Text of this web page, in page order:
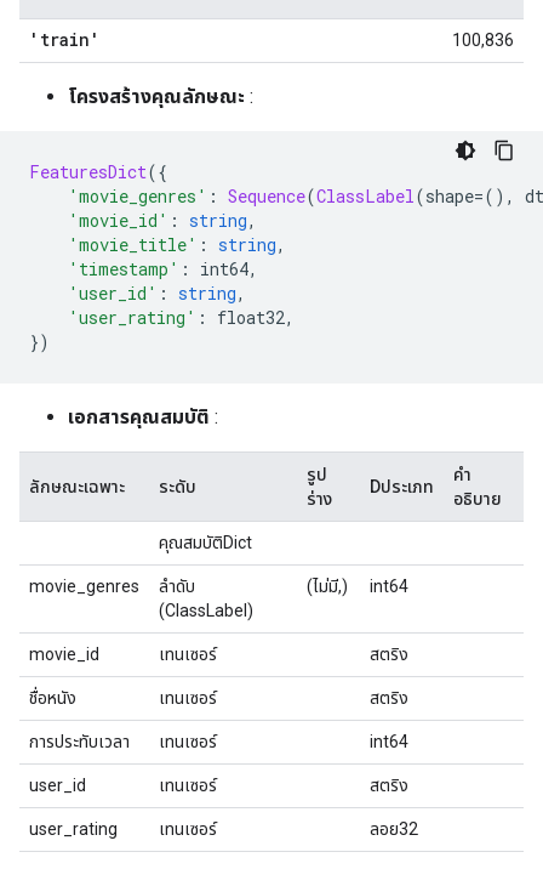
'train' 100,836
โครงสร้างคุณลักษณะ :
FeaturesDict({
'movie_genres' : Sequence(ClassLabel(shape=(),
'movie_id' : string,
'movie_title' : string,
'timestamp' : int64,
'user_id' : string,
'user_rating' : float32,
})
เอกสารคุณสมบัติ :
ลักษณะเฉพาะ ระดับ
รูป
ร่าง
Dประเภท
คำ
อธิบาย
คุณสมบัติDict
movie_genres
ลำดับ
(ClassLabel)
(ไม่มี,) int64
movie_id เทนเซอร์ สตริง
ชื่อหนัง เทนเซอร์ สตริง
การประทับเวลา เทนเซอร์ int64
user_id เทนเซอร์ สตริง
user_rating เทนเซอร์ ลอย32